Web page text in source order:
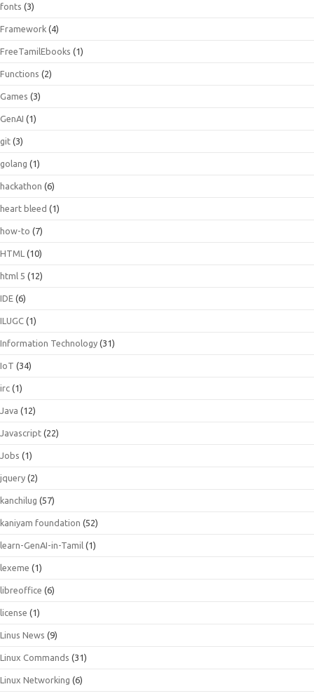
fonts (3)
Framework (4)
FreeTamilEbooks (1)
Functions (2)
Games (3)
GenAI (1)
git (3)
golang (1)
hackathon (6)
heart bleed (1)
how-to (7)
HTML (10)
html 5 (12)
IDE (6)
ILUGC (1)
Information Technology (31)
IoT (34)
irc (1)
Java (12)
Javascript (22)
Jobs (1)
jquery (2)
kanchilug (57)
kaniyam foundation (52)
learn-GenAI-in-Tamil (1)
lexeme (1)
libreoffice (6)
license (1)
Linus News (9)
Linux Commands (31)
Linux Networking (6)